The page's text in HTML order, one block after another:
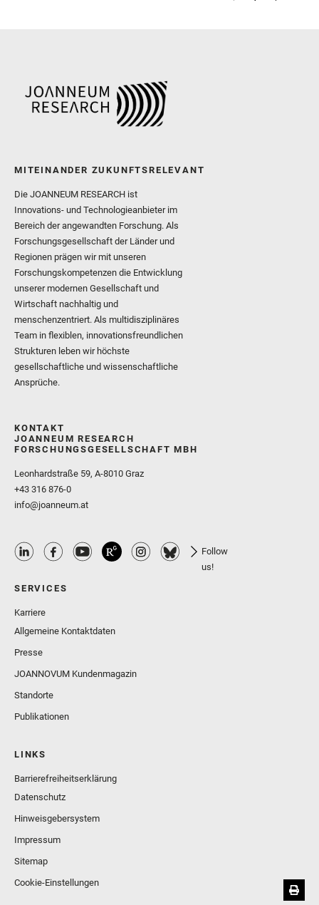
MITEINANDER ZUKUNFTSRELEVANT
Die JOANNEUM RESEARCH ist
Innovations- und Technologieanbieter im
Bereich der angewandten Forschung. Als
Forschungsgesellschaft der Länder und
Regionen prägen wir mit unseren
Forschungskompetenzen die Entwicklung
unserer modernen Gesellschaft und
Wirtschaft nachhaltig und
menschenzentriert. Als multidisziplinäres
Team in flexiblen, innovationsfreundlichen
Strukturen leben wir höchste
gesellschaftliche und wissenschaftliche
Ansprüche.
KONTAKT
JOANNEUM RESEARCH
FORSCHUNGSGESELLSCHAFT MBH
Leonhardstraße 59, A-8010 Graz
+43 316 876-0
info@joanneum.at
Follow
us!
SERVICES
Karriere
Allgemeine Kontaktdaten
Presse
JOANNOVUM Kundenmagazin
Standorte
Publikationen
LINKS
Barrierefreiheitserklärung
Datenschutz
Hinweisgebersystem
Impressum
Sitemap
Cookie-Einstellungen